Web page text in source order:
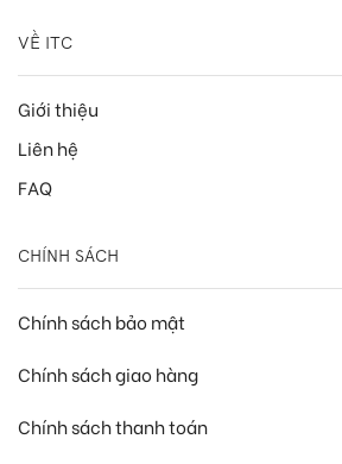
VỀ ITC
Giới thiệu
Liên hệ
FAQ
CHÍNH SÁCH
Chính sách bảo mật
Chính sách giao hàng
Chính sách thanh toán